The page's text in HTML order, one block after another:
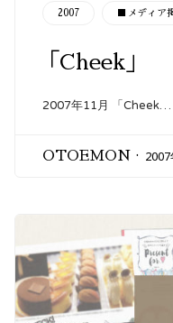
CATEGORY
2007 ■メディア
「Cheek」
2007年11月 「Cheek…
OTOEMON